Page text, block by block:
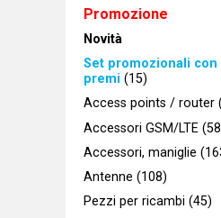
Promozione
Novità
Set promozionali con
premi (15)
Access points / router
Accessori GSM/LTE
Accessori, maniglie
Antenne (108)
Pezzi per ricambi (45)